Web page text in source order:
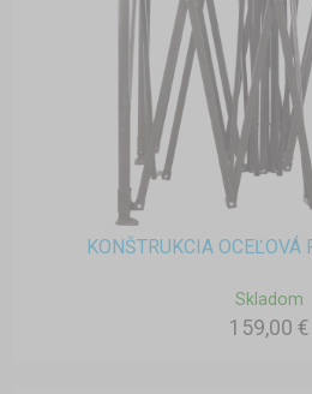
KONŠTRUKCIA
Skladom
159,00 €